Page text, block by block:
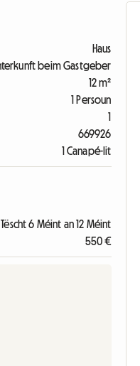
Haus
beim Gastgeber
12 m²
1 Persoun
1
669926
1 Canapé-lit
Tëscht 6 Méint an 12 Méint
550 €